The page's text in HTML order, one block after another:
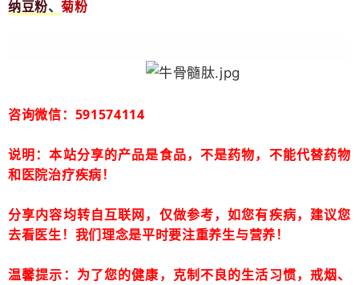
纳豆粉、菊粉
咨询微信：591574114
说明：本站分享的产品是食品，不是药物，不能代替药物
和医院治疗疾病！
分享内容均转自互联网，仅做参考，如您有疾病，建议您
去看医生！我们理念是平时要注重养生与营养！
温馨提示：为了您的健康，克制不良的生活习惯，戒烟、